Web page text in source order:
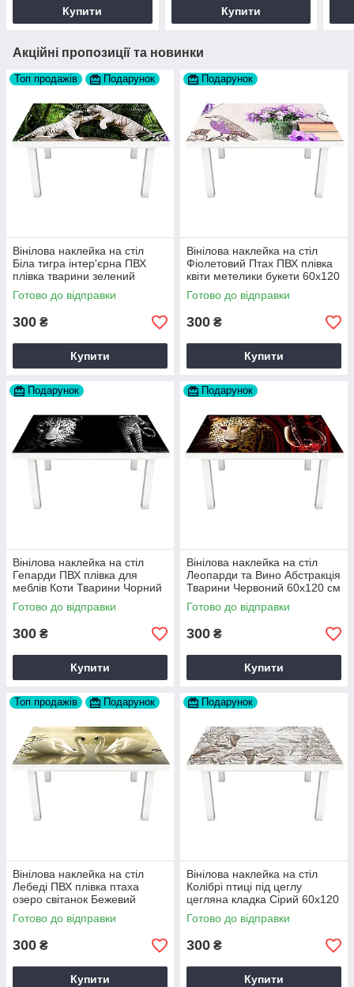
Купити Купити
Акційні пропозиції та новинки
Топ продажів Подарунок
Вінілова наклейка на стіл
Біла тигра інтер'єрна ПВХ
плівка тварини зелений
60х120 см Happy Pocket
Z180388
Готово до відправки
300 ₴
Купити
Подарунок
Вінілова наклейка на стіл
Фіолетовий Птах ПВХ плівка
квіти метелики букети 60х120
см Happy Pocket Z180685
Готово до відправки
300 ₴
Купити
Подарунок
Вінілова наклейка на стіл
Гепарди ПВХ плівка для
меблів Коти Тварини Чорний
60х120 см Happy Pocket
Z180412
Готово до відправки
300 ₴
Купити
Подарунок
Вінілова наклейка на стіл
Леопарди та Вино Абстракція
Тварини Червоний 60х120 см
Happy Pocket Z180445
Готово до відправки
300 ₴
Купити
Топ продажів Подарунок
Вінілова наклейка на стіл
Лебеді ПВХ плівка птаха
озеро світанок Бежевий
60х120 см Happy Pocket
Z180490
Готово до відправки
300 ₴
Купити
Подарунок
Вінілова наклейка на стіл
Колібрі птиці під цеглу
цегляна кладка Сірий 60х120
см Happy Pocket Z180563
Готово до відправки
300 ₴
Купити